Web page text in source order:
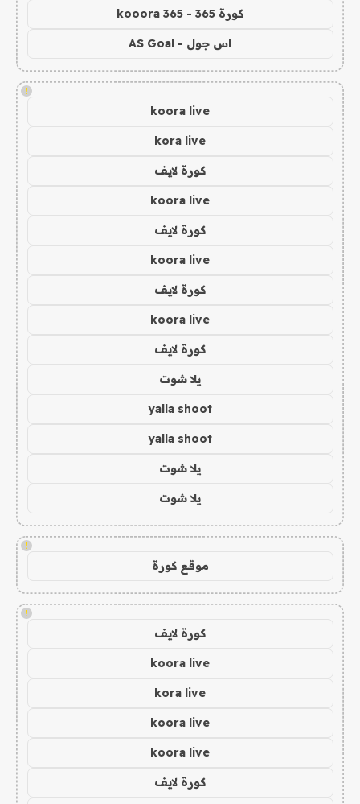
كورة 365 - kooora 365
اس جول - AS Goal
!
koora live
kora live
كورة لايف
koora live
كورة لايف
koora live
كورة لايف
koora live
كورة لايف
يلا شوت
yalla shoot
yalla shoot
يلا شوت
يلا شوت
!
موقع كورة
!
كورة لايف
koora live
kora live
koora live
koora live
كورة لايف